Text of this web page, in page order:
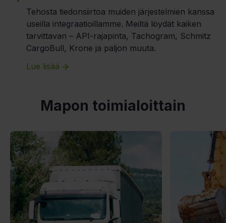
Tehosta tiedonsiirtoa muiden järjestelmien kanssa
useilla integraatioillamme. Meiltä löydät kaiken
tarvittavan – API-rajapinta, Tachogram, Schmitz
CargoBull, Krone ja paljon muuta.
Lue lisää
Mapon toimialoittain